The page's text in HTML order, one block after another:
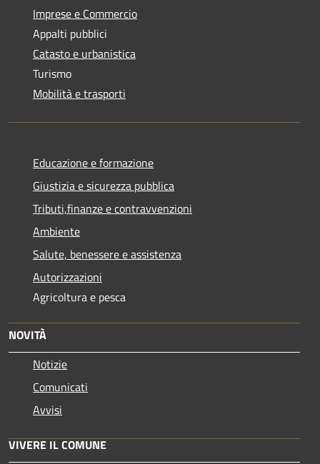
Imprese e Commercio
Appalti pubblici
Catasto e urbanistica
Turismo
Mobilità e trasporti
Educazione e formazione
Giustizia e sicurezza pubblica
Tributi,finanze e contravvenzioni
Ambiente
Salute, benessere e assistenza
Autorizzazioni
Agricoltura e pesca
NOVITÀ
Notizie
Comunicati
Avvisi
VIVERE IL COMUNE